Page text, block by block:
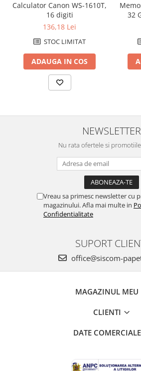
Calculator Canon WS-1610T,
16 digiti
136,18 Lei
STOC LIMITAT
ADAUGA IN COS
32
NEWSLETTER
Nu rata ofertele si
Vreau sa primesc newsletter cu
magazinului. Afla mai multe in
Confidentialitate
SUPORT
office@siscom-
MAGAZINUL MEU
CLIENTI
DATE COMERCIALE